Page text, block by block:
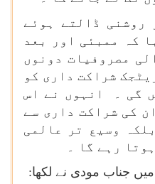
روشنی ڈالتے ہوئے
کہ ممبئی اور بعد
مصروفیات دونوں
شراکت داری کو
گی ۔ انہوں نے اس
کی شراکت داری سے
وسیع تر عالمی
رہے گا ۔
جناب مودی نے لکھا: